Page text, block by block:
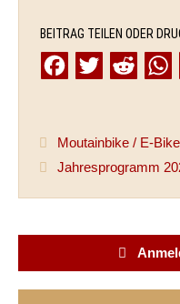
BEITRAG TEILEN ODER
e
b
o
t
t
e
d
i
t
t
s
p
Moutainbike / E-
Jahresprogramm